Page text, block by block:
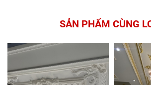
SẢN PHẨM CÙNG